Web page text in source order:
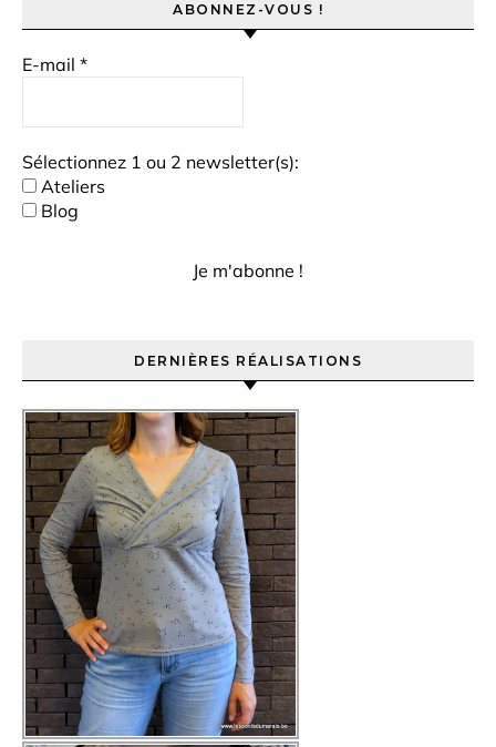
ABONNEZ-VOUS !
E-mail *
Sélectionnez 1 ou 2 newsletter(s):
Ateliers
Blog
DERNIÈRES RÉALISATIONS